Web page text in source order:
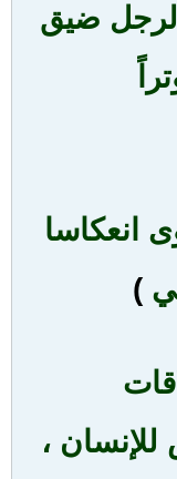
الرجل ضيق
انعكاسا
)
للإنسان ،